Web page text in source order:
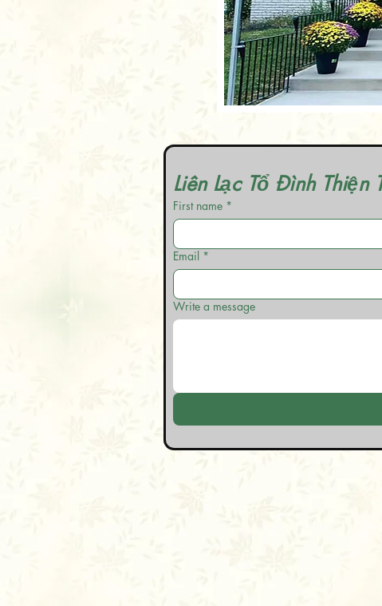
Liên Lạc Tổ Đình Thiện
First name *
Email *
Write a message